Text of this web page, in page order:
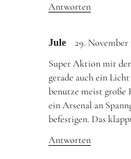
Antworten
Jule
29. November
Super Aktion mit
gerade auch ein
benutze meist
ein Arsenal an
befestigen. Das
Antworten